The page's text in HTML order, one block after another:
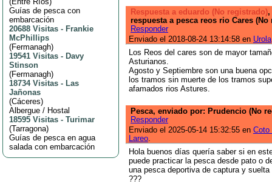
Guías de pesca con
embarcación
20688 Visitas - Frankie
McPhillips
(Fermanagh)
19541 Visitas - Davy
Stinson
(Fermanagh)
18734 Visitas - Las
Jañonas
(Cáceres)
Albergue / Hostal
18595 Visitas - Turimar
(Tarragona)
Guías de pesca en agua
salada con embarcación
Respuesta a eduardo (No registrado),
respuesta a pesca reos rio Cares (No
Responder
Enviado el 2018-08-24 13:14:58 en Urola
Los Reos del cares son de mayor
Asturianos.
Agosto y Septiembre son una buena
los tramos sin muerte de los tramos
afamados rios Astures.
Pesca, enviado por: Prudencio (No
Responder
Enviado el 2025-05-14 15:32:55 en Coto
Lareo.
Hola buenos días quería saber si en
puede practicar la pesca desde pato o
una pesca deportiva de captura y
???